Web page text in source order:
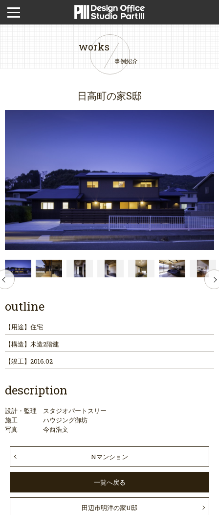
事例紹介
works
日高町の家S邸
outline
【用途】 住宅
【構造】 木造2階建
【竣工】 2016.02
description
設計・監理 スタジオパートスリー
施工 ハウジング御坊
写真 今西浩文
Nマンション
一覧へ戻る
田辺市明洋の家U邸